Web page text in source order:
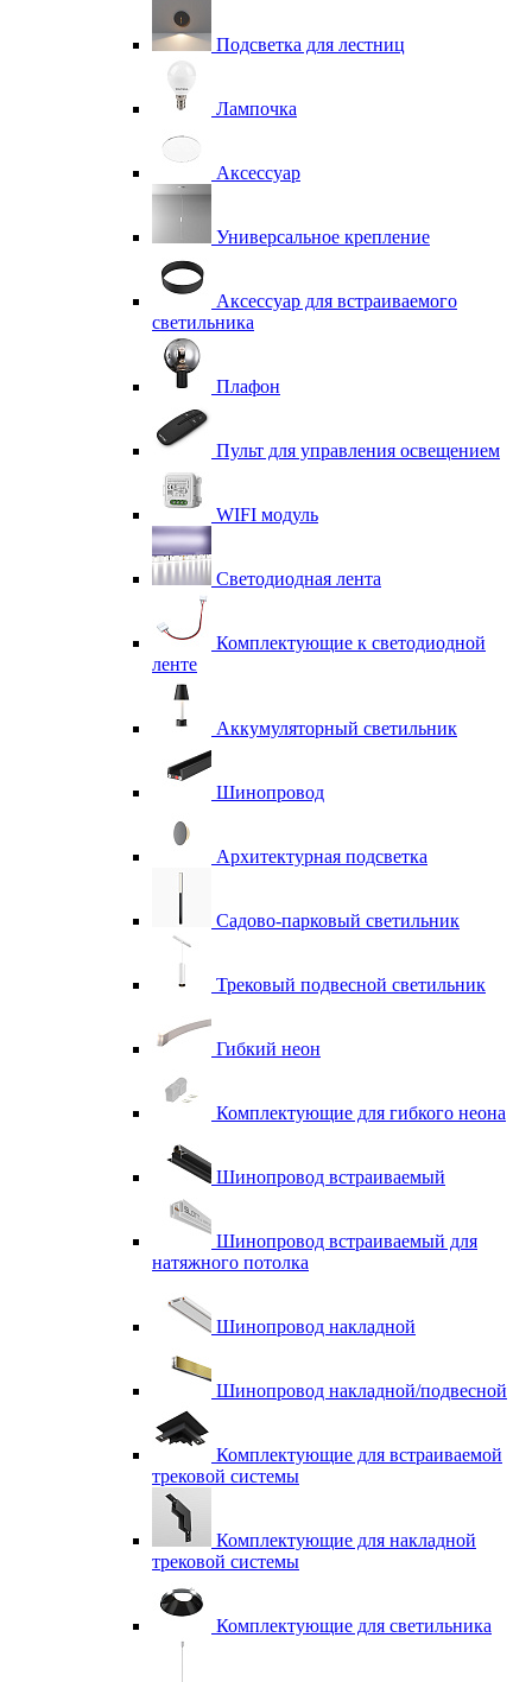
Подсветка для лестниц
Лампочка
Аксессуар
Универсальное крепление
Аксессуар для встраиваемого
светильника
Плафон
Пульт для управления освещением
WIFI модуль
Светодиодная лента
Комплектующие к светодиодной
ленте
Аккумуляторный светильник
Шинопровод
Архитектурная подсветка
Садово-парковый светильник
Трековый подвесной светильник
Гибкий неон
Комплектующие для гибкого неона
Шинопровод встраиваемый
Шинопровод встраиваемый для
натяжного потолка
Шинопровод накладной
Шинопровод накладной/подвесной
Комплектующие для встраиваемой
трековой системы
Комплектующие для накладной
трековой системы
Комплектующие для светильника